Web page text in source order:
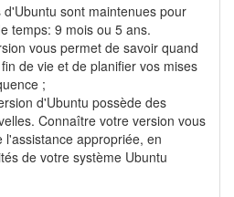
sont maintenues pour
temps: 9 mois ou 5 ans.
vous permet de savoir quand
de vie et de planifier vos mises
;
d'Ubuntu possède des
Connaître votre version vous
appropriée, en
de votre système Ubuntu